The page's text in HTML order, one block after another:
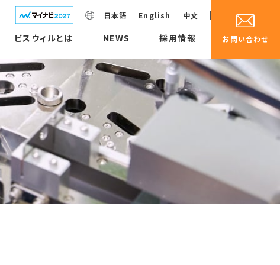
日本語 English 中文
ビスウィルとは NEWS 採用情報 お問い合わせ